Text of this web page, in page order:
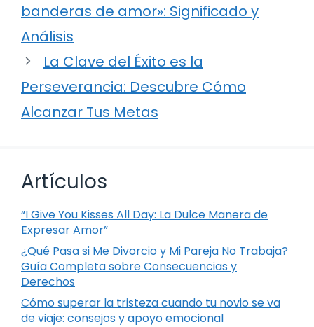
banderas de amor»: Significado y
Análisis
La Clave del Éxito es la
Perseverancia: Descubre Cómo
Alcanzar Tus Metas
Artículos
“I Give You Kisses All Day: La Dulce Manera de
Expresar Amor”
¿Qué Pasa si Me Divorcio y Mi Pareja No Trabaja?
Guía Completa sobre Consecuencias y
Derechos
Cómo superar la tristeza cuando tu novio se va
de viaje: consejos y apoyo emocional